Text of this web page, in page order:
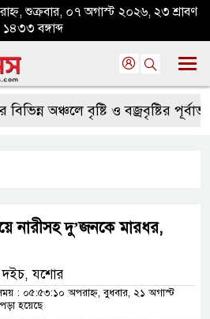
শুক্রবার, ০৭ অগাস্ট ২০২৬, ২৩ শ্রাবণ
১৪৩৩ বঙ্গাব্দ
অঞ্চলে বৃষ্টি ও বজ্রবৃষ্টির পূর্বাভাস,
নারীসহ দু’জনকে মারধর,
দইচ, যশোর
: ০৫:৫৩:১০ অপরাহ্ন, বুধবার, ২১ অগাস্ট
হয়েছে